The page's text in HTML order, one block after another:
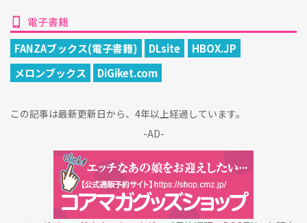
電子書籍
FANZAブックス(電子書籍)
DLsite
HBOX.JP
メロンブックス
DiGiket.com
この記事は最新更新日から、4年以上経過しています。
-AD-